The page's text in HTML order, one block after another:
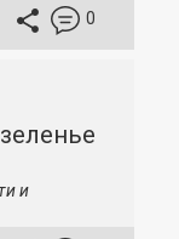
0
и